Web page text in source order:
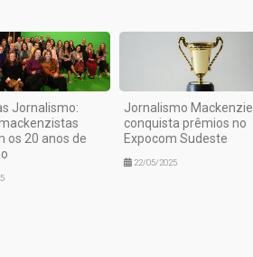
Jornalismo:
os 20 anos de
Jornalismo Mackenzie
conquista prêmios no
Expocom Sudeste
22/05/2025